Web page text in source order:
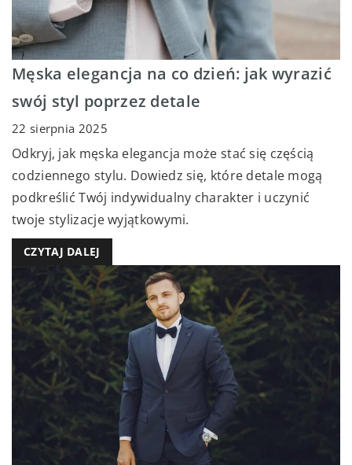
Męska elegancja na co dzień: jak wyrazić
swój styl poprzez detale
22 sierpnia 2025
Odkryj, jak męska elegancja może stać się częścią
codziennego stylu. Dowiedz się, które detale mogą
podkreślić Twój indywidualny charakter i uczynić
twoje stylizacje wyjątkowymi.
CZYTAJ DALEJ